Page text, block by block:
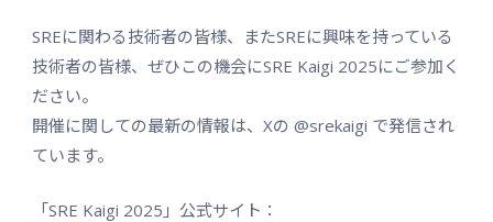
SREに関わる技術者の皆様、またSREに興味を持っている
技術者の皆様、ぜひこの機会にSRE Kaigi 2025にご参加く
ださい。
開催に関しての最新の情報は、Xの @srekaigi で発信され
ています。
「SRE Kaigi 2025」公式サイト：